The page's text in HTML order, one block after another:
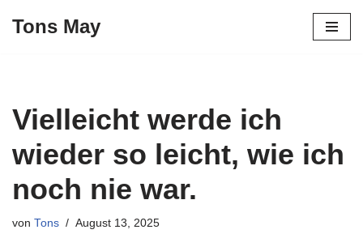
Tons May
Vielleicht werde ich
wieder so leicht, wie ich
noch nie war.
von Tons August 13, 2025